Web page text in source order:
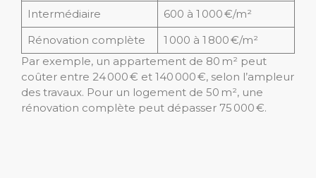
Intermédiaire
600 à 1 000 €/m²
Rénovation complète
1 000 à 1 800 €/m²
Par exemple, un appartement de 80 m² peut
coûter entre 24 000 € et 140 000 €, selon l’ampleur
des travaux. Pour un logement de 50 m², une
rénovation complète peut dépasser 75 000 €.